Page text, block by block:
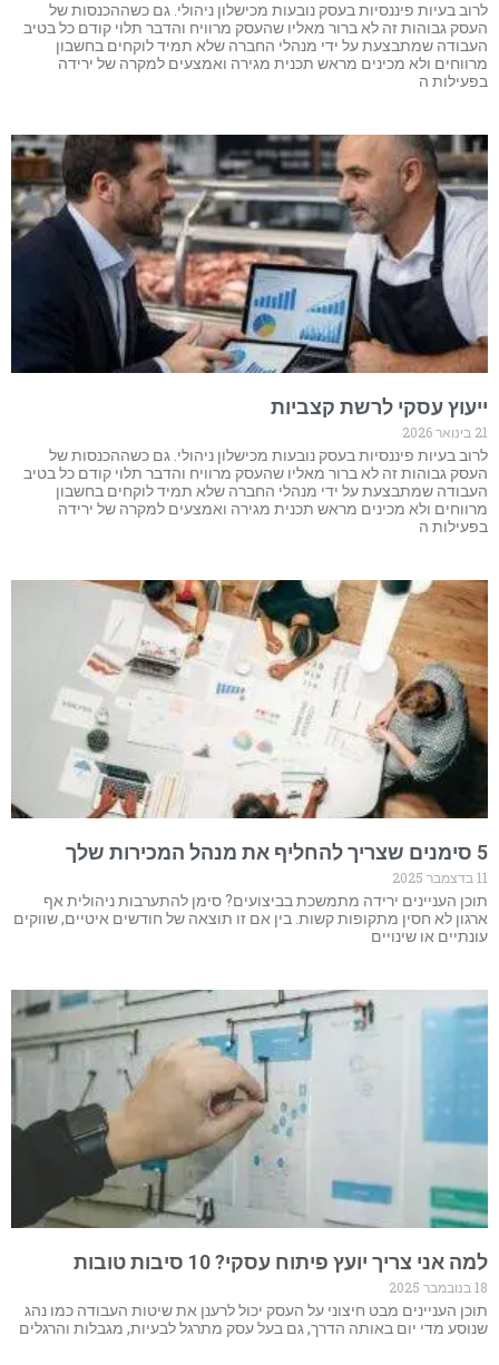
לרוב בעיות פיננסיות בעסק נובעות מכישלון ניהולי. גם כשההכנסות של
העסק גבוהות זה לא ברור מאליו שהעסק מרוויח והדבר תלוי קודם כל בטיב
העבודה שמתבצעת על ידי מנהלי החברה שלא תמיד לוקחים בחשבון
מרווחים ולא מכינים מראש תכנית מגירה ואמצעים למקרה של ירידה
בפעילות ה
ייעוץ עסקי לרשת קצביות
21 בינואר 2026
לרוב בעיות פיננסיות בעסק נובעות מכישלון ניהולי. גם כשההכנסות של
העסק גבוהות זה לא ברור מאליו שהעסק מרוויח והדבר תלוי קודם כל בטיב
העבודה שמתבצעת על ידי מנהלי החברה שלא תמיד לוקחים בחשבון
מרווחים ולא מכינים מראש תכנית מגירה ואמצעים למקרה של ירידה
בפעילות ה
5 סימנים שצריך להחליף את מנהל המכירות שלך
11 בדצמבר 2025
תוכן העניינים ירידה מתמשכת בביצועים? סימן להתערבות ניהולית אף
ארגון לא חסין מתקופות קשות. בין אם זו תוצאה של חודשים איטיים, שווקים
עונתיים או שינויים
למה אני צריך יועץ פיתוח עסקי? 10 סיבות טובות
18 בנובמבר 2025
תוכן העניינים מבט חיצוני על העסק יכול לרענן את שיטות העבודה כמו נהג
שנוסע מדי יום באותה הדרך, גם בעל עסק מתרגל לבעיות, מגבלות והרגלים